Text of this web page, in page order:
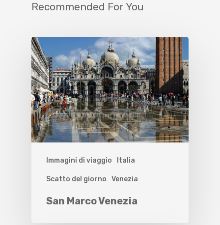
Recommended For You
Immagini di viaggio Italia
Scatto del giorno Venezia
San Marco Venezia